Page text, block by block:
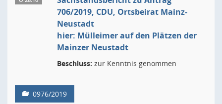
706/2019, CDU, Ortsbeirat Mainz-
Neustadt
hier: Mülleimer auf den Plätzen der
Mainzer Neustadt
Beschluss: zur Kenntnis genommen
0976/2019